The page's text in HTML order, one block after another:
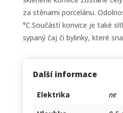
za stěnami porcelánu.
°C.Součástí konvice je také
sypaný čaj či bylinky, které
Další informace
Elektrika
ne